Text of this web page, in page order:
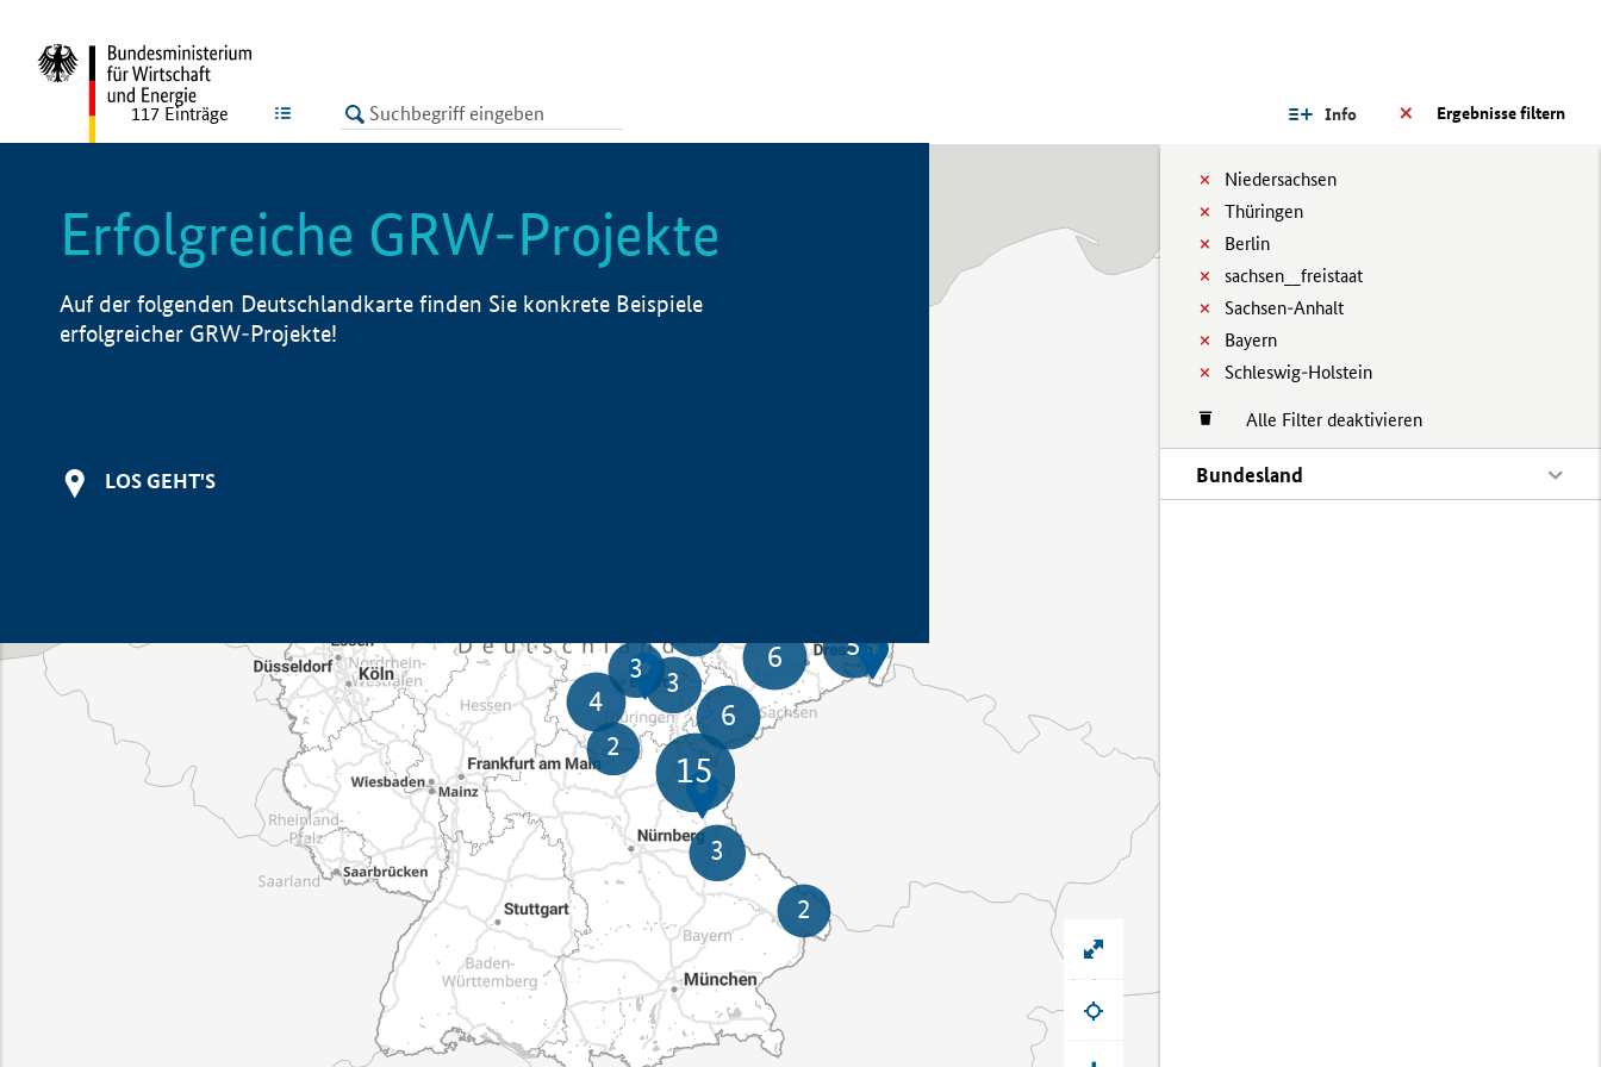
LISTE Ergebnisse filtern
Info
Niedersachsen
Thüringen
Berlin
sachsen__freistaat
Sachsen-Anhalt
Bayern
Schleswig-Holstein
Alle Filter deaktivieren
Bundesland
117 Einträge
Erfolgreiche GRW-Projekte
Auf der folgenden Deutschlandkarte finden Sie konkrete Beispiele
erfolgreicher GRW-Projekte!
LOS GEHT'S